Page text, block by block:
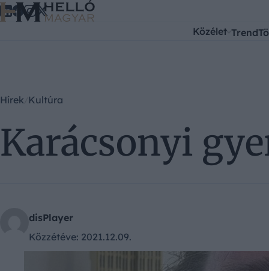
Ugrás a tartalomra
Közélet Trend
Hírek Kultúra
Karácsonyi
disPlayer
Közzétéve: 2021.12.09.